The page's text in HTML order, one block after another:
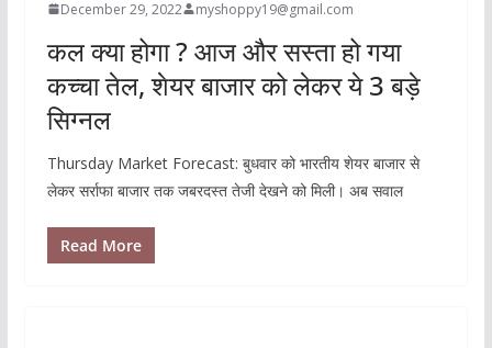
December 29, 2022 myshoppy19@gmail.com
कल क्या होगा ? आज और सस्ता हो गया
कच्चा तेल, शेयर बाजार को लेकर ये 3 बड़े
सिग्नल
Thursday Market Forecast: बुधवार को भारतीय शेयर बाजार से
लेकर सर्राफा बाजार तक जबरदस्त तेजी देखने को मिली। अब सवाल
Read More